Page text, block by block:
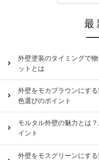
最
外壁塗装のタイミングで
ットとは
外壁をモカブラウンにす
色選びのポイント
モルタル外壁の魅力とは
イント
外壁をモスグリーンにす